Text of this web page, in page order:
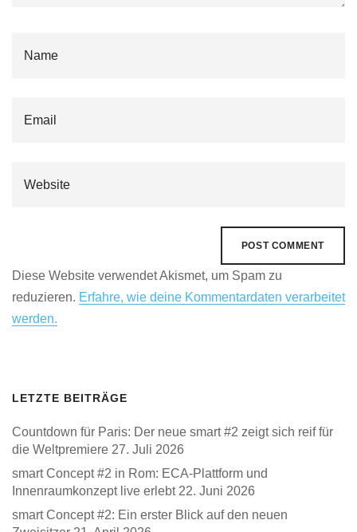
Diese Website verwendet Akismet, um Spam zu
reduzieren. Erfahre, wie deine Kommentardaten verarbeitet
werden.
LETZTE BEITRÄGE
Countdown für Paris: Der neue smart #2 zeigt sich reif für
die Weltpremiere 27. Juli 2026
smart Concept #2 in Rom: ECA-Plattform und
Innenraumkonzept live erlebt 22. Juni 2026
smart Concept #2: Ein erster Blick auf den neuen